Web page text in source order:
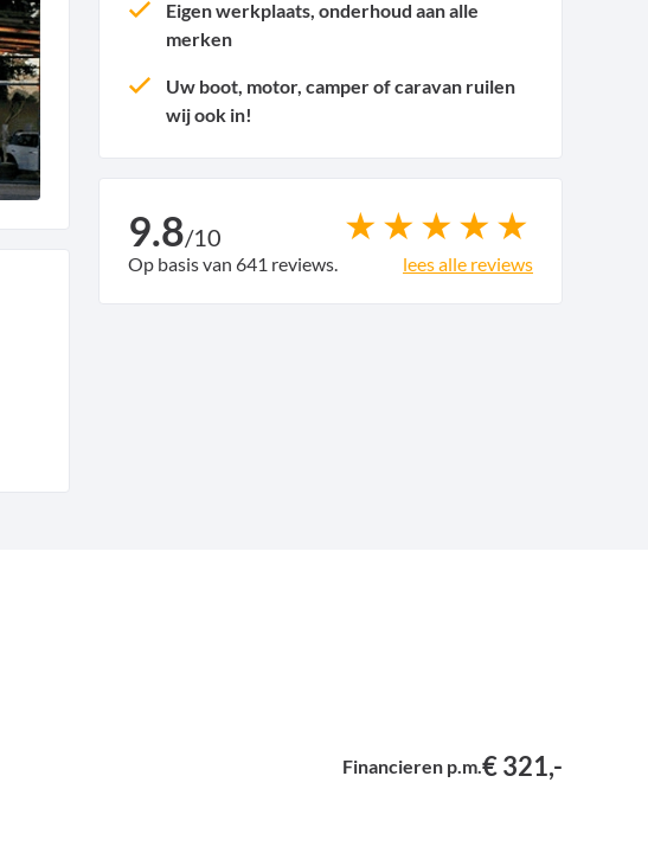
Eigen werkplaats, onderhoud aan alle
merken
Uw boot, motor, camper of caravan ruilen
wij ook in!
9.8/10
Op basis van 641 reviews. lees alle reviews
Financieren p.m.€ 321,-